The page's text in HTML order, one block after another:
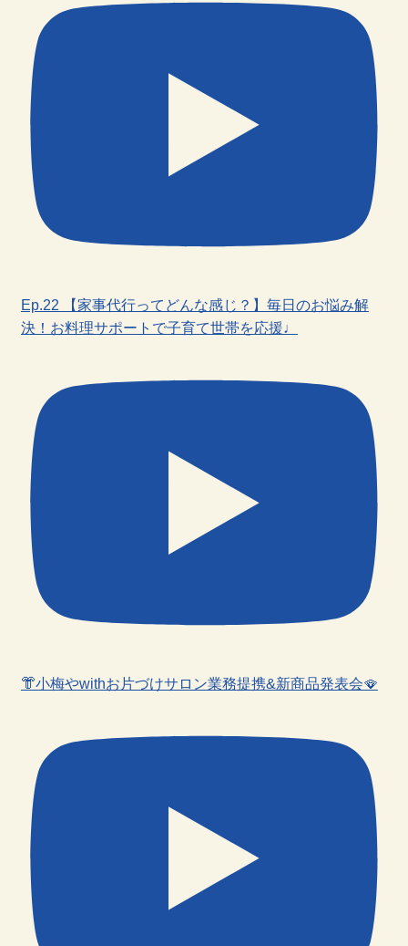
Ep.22 【家事代行ってどんな感じ？】毎日のお悩み解
決！お料理サポートで子育て世帯を応援♩
👘小梅やwithお片づけサロン業務提携&新商品発表会🪭